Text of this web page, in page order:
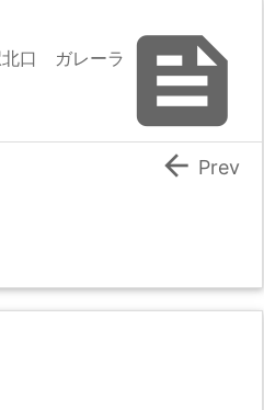

北口 ガレーラ
 Prev